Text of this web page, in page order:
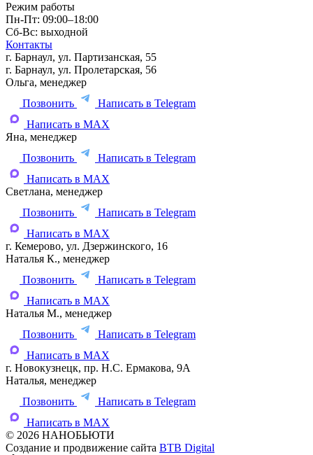
Режим работы
Пн-Пт: 09:00–18:00
Сб-Вс: выходной
Контакты
г. Барнаул, ул. Партизанская, 55
г. Барнаул, ул. Пролетарская, 56
Ольга, менеджер
Позвонить
Написать в Telegram
Написать в MAX
Яна, менеджер
Позвонить
Написать в Telegram
Написать в MAX
Светлана, менеджер
Позвонить
Написать в Telegram
Написать в MAX
г. Кемерово, ул. Дзержинского, 16
Наталья К., менеджер
Позвонить
Написать в Telegram
Написать в MAX
Наталья М., менеджер
Позвонить
Написать в Telegram
Написать в MAX
г. Новокузнецк, пр. Н.С. Ермакова, 9А
Наталья, менеджер
Позвонить
Написать в Telegram
Написать в MAX
© 2026 НАНОБЬЮТИ
Создание и продвижение сайта BTB Digital